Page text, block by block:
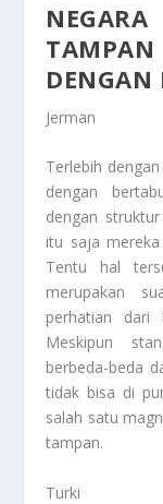
DENGAN
Jerman
Terlebih
dengan
dengan
itu saja
Tentu hal
merupakan
perhatian dari
Meskipun
berbeda-beda
tidak bisa di
salah satu
tampan.
Turki